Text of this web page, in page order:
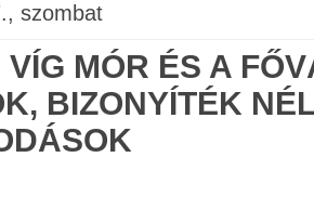
szombat
MÓR ÉS A
BIZONYÍTÉK